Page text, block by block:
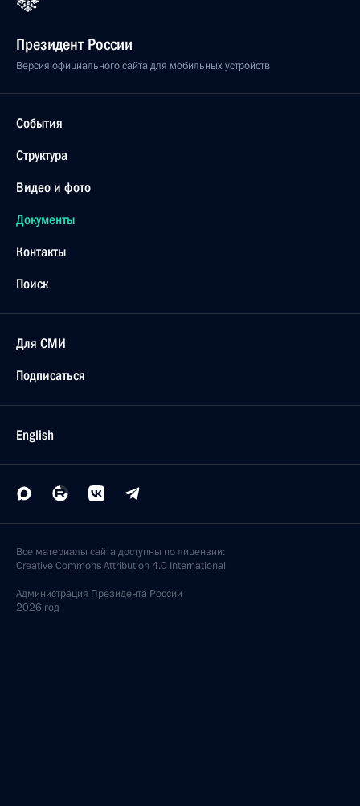
Президент России
Версия официального сайта для мобильных устройств
События
Структура
Видео и фото
Документы
Контакты
Поиск
Для СМИ
Подписаться
English
Все материалы сайта доступны по лицензии:
Creative Commons Attribution 4.0 International
Администрация Президента России
2026 год